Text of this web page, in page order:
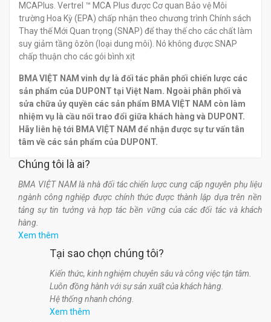
MCAPlus. Vertrel ™ MCA Plus được Cơ quan Bảo vệ Môi
trường Hoa Kỳ (EPA) chấp nhận theo chương trình Chính sách
Thay thế Mới Quan trọng (SNAP) để thay thế cho các chất làm
suy giảm tầng ôzôn (loại dung môi). Nó không được SNAP
chấp thuận cho các gói bình xịt
BMA VIỆT NAM vinh dự là đối tác phân phối chiến lược các
sản phẩm của DUPONT tại Việt Nam. Ngoài phân phối và
sửa chữa ủy quyền các sản phẩm BMA VIỆT NAM còn làm
nhiệm vụ là cầu nối trao đổi giữa khách hàng và DUPONT.
Hãy liên hệ tới BMA VIỆT NAM để nhận được sự tư vấn tân
tâm về các sản phẩm của DUPONT.
Chúng tôi là ai?
BMA VIỆT NAM là nhà đối tác chiến lược cung cấp nguyên phụ liệu
ngành công nghiệp được chính thức được thành lập dựa trên nền
tảng sự tin tưởng và hợp tác bền vững của các đối tác và khách
hàng.
Xem thêm
Tại sao chọn chúng tôi?
Kiến thức, kinh nghiệm chuyên sâu và công việc tận tâm.
Luôn đồng hành với sự sản xuất của khách hàng.
Hệ thống nhanh chóng.
Xem thêm